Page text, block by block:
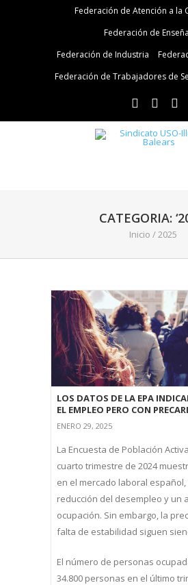
Federación de Atención a la
Federación de
Federación de Industria
Federación de Trabajadores de
CATEGORIA:
Inicio /2025
LOS DATOS DE LA EPA
EL EMPLEO PERO CON
ENERO 29, 2025
La Encuesta de Población
cuarto trimestre de 2024
en el mercado laboral español,
reducción del desempleo y un
ocupación. Sin embargo, la
falta de estabilidad siguen
El número de personas
34.800 personas en el último